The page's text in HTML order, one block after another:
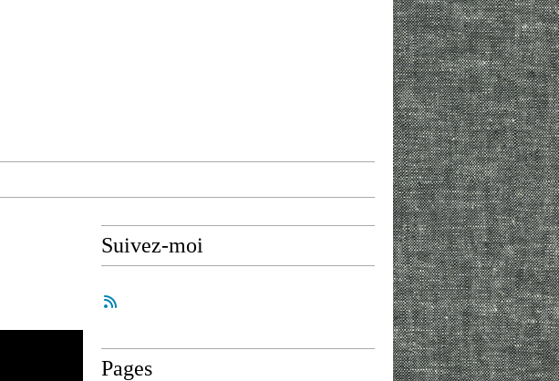
Suivez-moi
Pages